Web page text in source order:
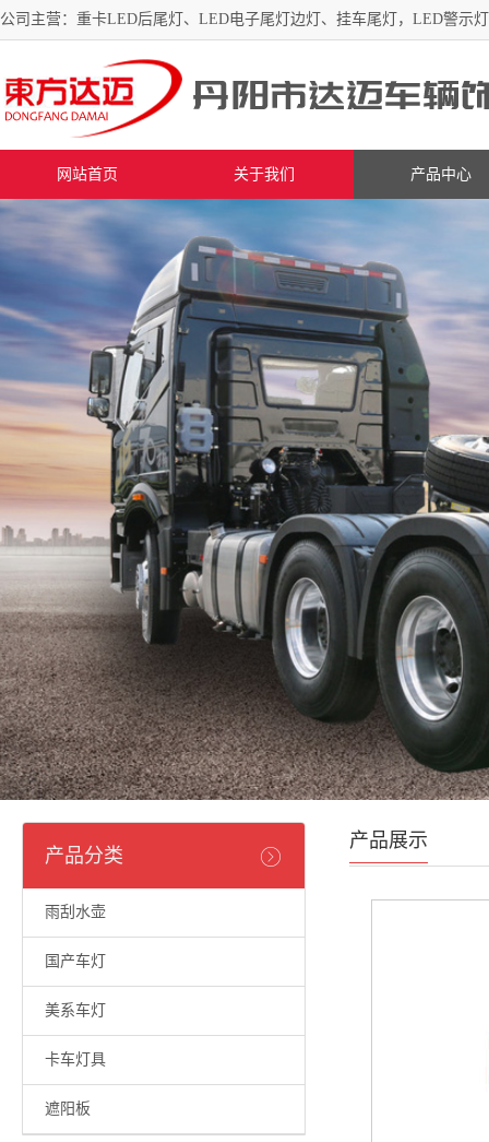
公司主营：重卡LED后尾灯、LED电子尾灯边灯、挂车尾灯，LED警示
网站首页 关于我们 产品中心
产品分类
雨刮水壶
国产车灯
美系车灯
卡车灯具
遮阳板
产品展示